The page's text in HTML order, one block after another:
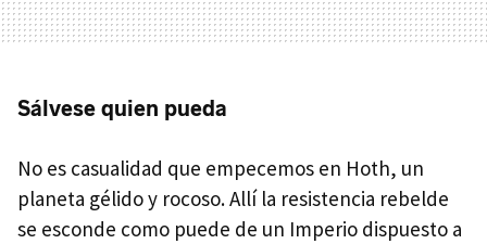
Sálvese quien pueda
No es casualidad que empecemos en Hoth, un
planeta gélido y rocoso. Allí la resistencia rebelde
se esconde como puede de un Imperio dispuesto a